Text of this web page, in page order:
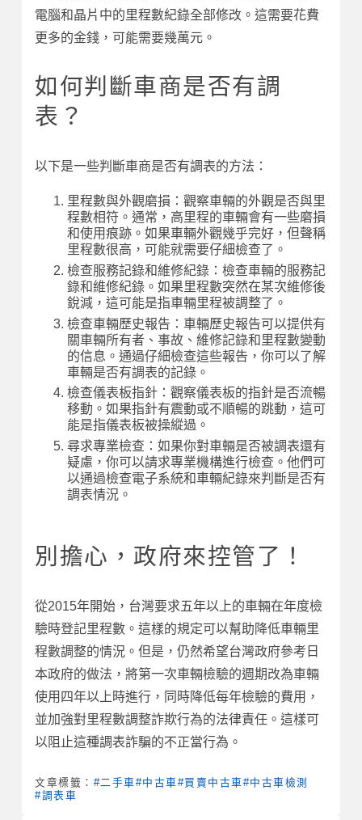
電腦和晶片中的里程數紀錄全部修改。這需要花費
更多的金錢，可能需要幾萬元。
如何判斷車商是否有調
表？
以下是一些判斷車商是否有調表的方法：
里程數與外觀磨損：觀察車輛的外觀是否與里
程數相符。通常，高里程的車輛會有一些磨損
和使用痕跡。如果車輛外觀幾乎完好，但聲稱
里程數很高，可能就需要仔細檢查了。
檢查服務記錄和維修紀錄：檢查車輛的服務記
錄和維修紀錄。如果里程數突然在某次維修後
銳減，這可能是指車輛里程被調整了。
檢查車輛歷史報告：車輛歷史報告可以提供有
關車輛所有者、事故、維修記錄和里程數變動
的信息。通過仔細檢查這些報告，你可以了解
車輛是否有調表的記錄。
檢查儀表板指針：觀察儀表板的指針是否流暢
移動。如果指針有震動或不順暢的跳動，這可
能是指儀表板被操縱過。
尋求專業檢查：如果你對車輛是否被調表還有
疑慮，你可以請求專業機構進行檢查。他們可
以通過檢查電子系統和車輛紀錄來判斷是否有
調表情況。
別擔心，政府來控管了！
從2015年開始，台灣要求五年以上的車輛在年度檢
驗時登記里程數。這樣的規定可以幫助降低車輛里
程數調整的情況。但是，仍然希望台灣政府參考日
本政府的做法，將第一次車輛檢驗的週期改為車輛
使用四年以上時進行，同時降低每年檢驗的費用，
並加強對里程數調整詐欺行為的法律責任。這樣可
以阻止這種調表詐騙的不正當行為。
文章標籤： #二手車 #中古車 #買賣中古車 #中古車檢測
#調表車